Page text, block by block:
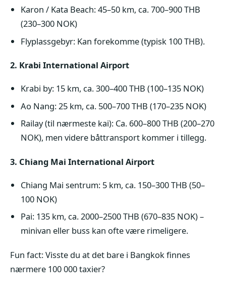
Karon / Kata Beach: 45–50 km, ca. 700–900 THB
(230–300 NOK)
Flyplassgebyr: Kan forekomme (typisk 100 THB).
2. Krabi International Airport
Krabi by: 15 km, ca. 300–400 THB (100–135 NOK)
Ao Nang: 25 km, ca. 500–700 THB (170–235 NOK)
Railay (til nærmeste kai): Ca. 600–800 THB (200–270
NOK), men videre båttransport kommer i tillegg.
3. Chiang Mai International Airport
Chiang Mai sentrum: 5 km, ca. 150–300 THB (50–
100 NOK)
Pai: 135 km, ca. 2000–2500 THB (670–835 NOK) –
minivan eller buss kan ofte være rimeligere.
Fun fact: Visste du at det bare i Bangkok finnes
nærmere 100 000 taxier?